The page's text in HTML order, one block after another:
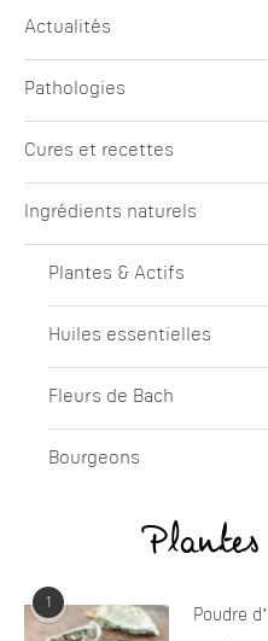
Actualités
Pathologies
Cures et recettes
Ingrédients naturels
Plantes & Actifs
Huiles essentielles
Fleurs de Bach
Bourgeons
1
Poudre